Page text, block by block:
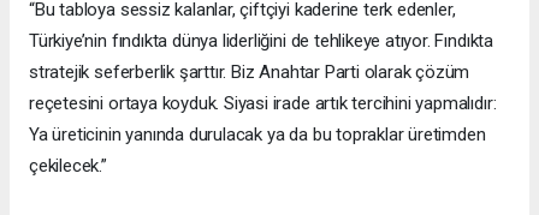
“Bu tabloya sessiz kalanlar, çiftçiyi kaderine terk edenler,
Türkiye’nin fındıkta dünya liderliğini de tehlikeye atıyor. Fındıkta
stratejik seferberlik şarttır. Biz Anahtar Parti olarak çözüm
reçetesini ortaya koyduk. Siyasi irade artık tercihini yapmalıdır:
Ya üreticinin yanında durulacak ya da bu topraklar üretimden
çekilecek.”